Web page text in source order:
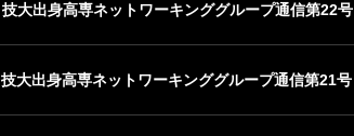
技大出身高専ネットワーキンググループ通信第22号
技大出身高専ネットワーキンググループ通信第21号